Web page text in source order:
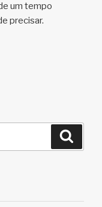
um tempo
precisar.